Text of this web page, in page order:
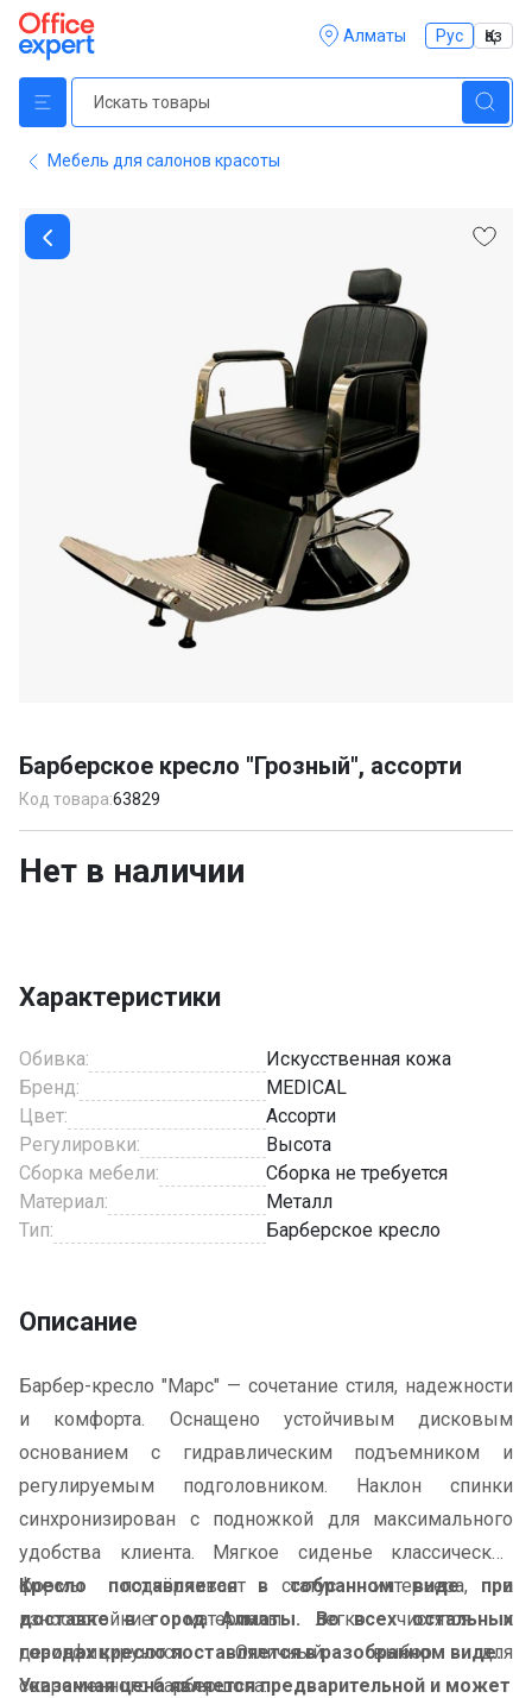
Алматы Рус Қаз
Мебель для салонов красоты
of
1
Барберское кресло "Грозный", ассорти
Код товара:63829
Нет в наличии
Характеристики
Обивка:
Искусственная кожа
Бренд:
MEDICAL
Цвет:
Ассорти
Регулировки:
Высота
Сборка мебели:
Сборка не требуется
Материал:
Металл
Тип:
Барберское кресло
Описание
Барбер-кресло "Марс" — сочетание стиля, надежности
и комфорта. Оснащено устойчивым дисковым
основанием с гидравлическим подъемником и
регулируемым подголовником. Наклон спинки
синхронизирован с подножкой для максимального
удобства клиента. Мягкое сиденье классической
формы подчёркивает статус интерьера, а
износостойкие материалы легко чистятся и
дезинфицируются. Отличный выбор для
современного барбершопа.
Кресло поставляется в собранном виде при
доставке в город Алматы. Во всех остальных
городах кресло поставляется в разобранном виде.
Указанная цена является предварительной и может